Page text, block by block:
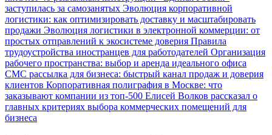
заступилась за самозанятых Эволюция корпоративной
логистики: как оптимизировать доставку и масштабировать
продажи Эволюция логистики в электронной коммерции: от
простых отправлений к экосистеме доверия Правила
трудоустройства иностранцев для работодателей Организация
рабочего пространства: выбор и аренда идеального офиса
СМС рассылка для бизнеса: быстрый канал продаж и доверия
клиентов Корпоративная полиграфия в Москве: что
заказывают компании из топ-500 Елисей Волков рассказал о
главных критериях выбора коммерческих помещений для
бизнеса